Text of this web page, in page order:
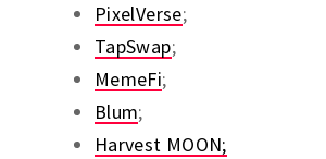
PixelVerse;
TapSwap;
MemeFi;
Blum;
Harvest MOON;